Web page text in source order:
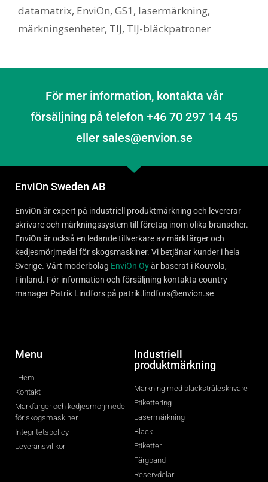
datamatrix, EnviOn, GS1 , lasermärkning,
märkningsenheter, TIJ, TIJ-bläckpatroner
För mer information, kontakta vår
försäljning på telefon +46 70 297 14 45
eller sales@envion.se
EnviOn Sweden AB
EnviOn är expert på industriell produktmärkning och levererar
skrivare och märkningssystem till företag inom olika branscher.
EnviOn är också en ledande tillverkare av märkfärger och
kedjesmörjmedel för skogsmaskiner. Vi betjänar kunder i hela
Sverige. Vårt moderbolag EnviOn Oyär baserat i Kouvola,
Finland. För information och försäljning kontakta country
manager Patrik Lindfors på patrik.lindfors@envion.se
Menu
Hem
Kontakt
Märkfärger och kedjesmörjmedel
för skogsmaskiner
Integritetspolicy
Leveransvillkor
Industriell
produktmärkning
Märkning med bläckstråleskrivare
Etikettering
Lasermärkning
Bläck
Etiketter
Färgband
Reservdelar